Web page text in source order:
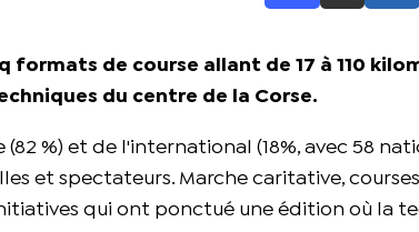
formats de course allant de 17 à 110
du centre de la Corse.
%) et de l'international (18%, avec 58
et spectateurs. Marche caritative,
qui ont ponctué une édition où la